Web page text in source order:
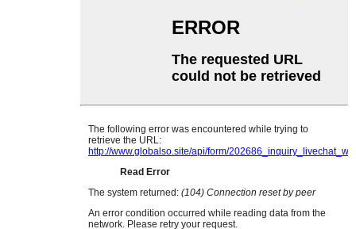
Swahili
Tajik
Telugu
Ukrainian
Urdu
Welsh
Xhosa
Yiddish